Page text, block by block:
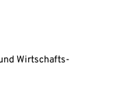
Wirtschafts-